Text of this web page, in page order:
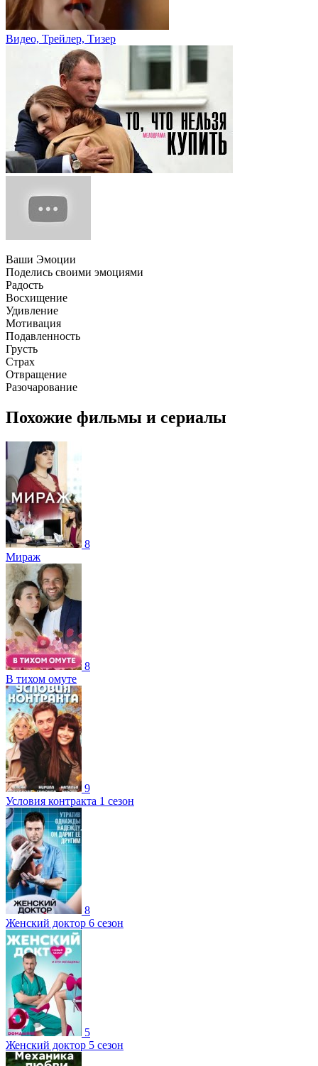
Видео, Трейлер, Тизер
Ваши Эмоции
Поделись своими эмоциями
Радость
Восхищение
Удивление
Мотивация
Подавленность
Грусть
Страх
Отвращение
Разочарование
Похожие фильмы и сериалы
8
Мираж
8
В тихом омуте
9
Условия контракта 1 сезон
8
Женский доктор 6 сезон
5
Женский доктор 5 сезон